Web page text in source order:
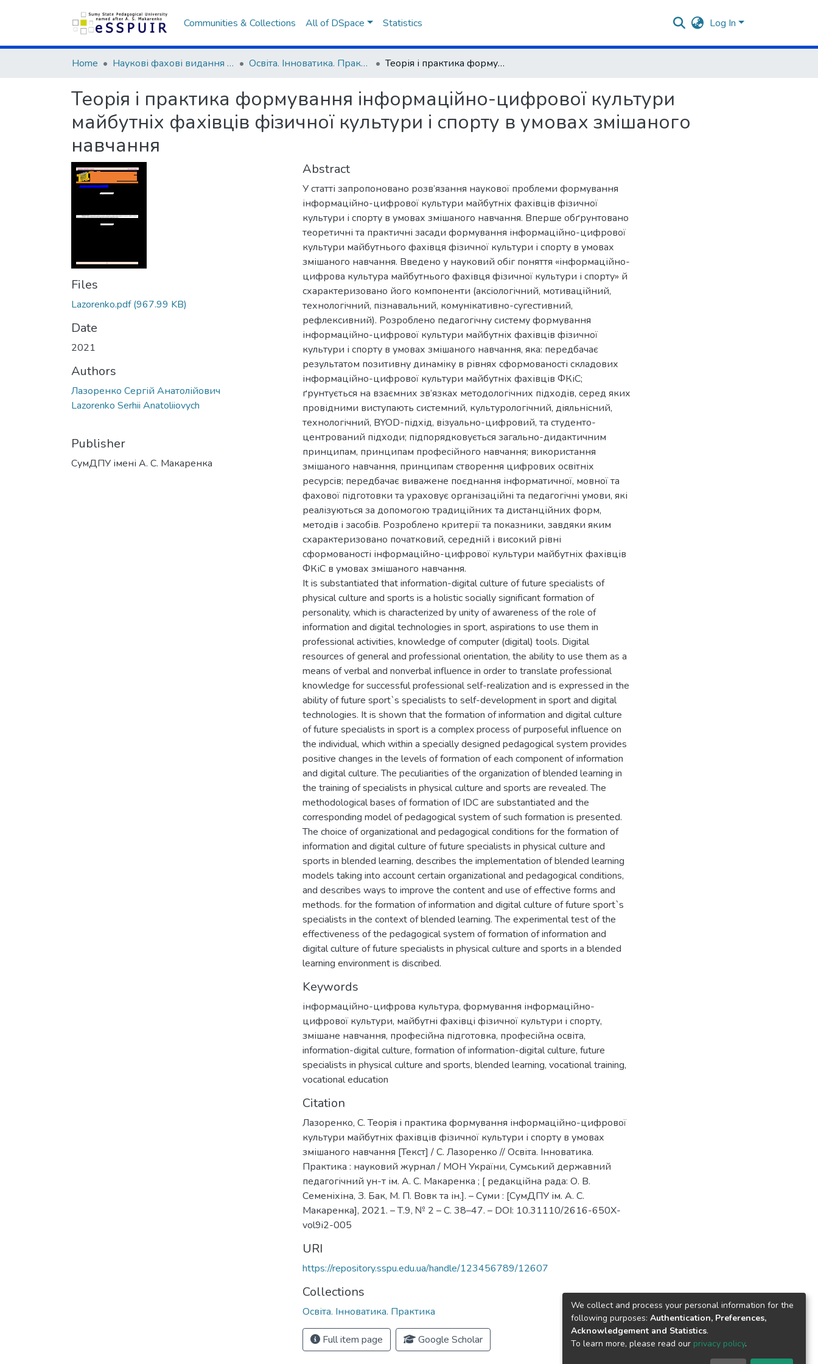
Communities & Collections All of DSpace Statistics Log In
Home Наукові фахові видання СумДПУ Освіта. Інноватика. Практика Теорія і практика формування інформаційно-цифрової культури майбутніх фахівців фізичної культури і спорту в умовах змішаного навчання
Теорія і практика формування інформаційно-цифрової культури
майбутніх фахівців фізичної культури і спорту в умовах змішаного
навчання
Files
Lazorenko.pdf(967.99 KB)
Date
2021
Authors
Лазоренко Сергій Анатолійович
Lazorenko Serhii Anatoliiovych
Publisher
СумДПУ імені А. С. Макаренка
Abstract
У статті запропоновано розв’язання наукової проблеми формування
інформаційно-цифрової культури майбутніх фахівців фізичної
культури і спорту в умовах змішаного навчання. Вперше обґрунтовано
теоретичні та практичні засади формування інформаційно-цифрової
культури майбутнього фахівця фізичної культури і спорту в умовах
змішаного навчання. Введено у науковий обіг поняття «інформаційно-
цифрова культура майбутнього фахівця фізичної культури і спорту» й
схарактеризовано його компоненти (аксіологічний, мотиваційний,
технологічний, пізнавальний, комунікативно-сугестивний,
рефлексивний). Розроблено педагогічну систему формування
інформаційно-цифрової культури майбутніх фахівців фізичної
культури і спорту в умовах змішаного навчання, яка: передбачає
результатом позитивну динаміку в рівнях сформованості складових
інформаційно-цифрової культури майбутніх фахівців ФКіС;
ґрунтується на взаємних зв’язках методологічних підходів, серед яких
провідними виступають системний, культурологічний, діяльнісний,
технологічний, BYOD-підхід, візуально-цифровий, та студенто-
центрований підходи; підпорядковується загально-дидактичним
принципам, принципам професійного навчання; використання
змішаного навчання, принципам створення цифрових освітніх
ресурсів; передбачає виважене поєднання інформатичної, мовної та
фахової підготовки та ураховує організаційні та педагогічні умови, які
реалізуються за допомогою традиційних та дистанційних форм,
методів і засобів. Розроблено критерії та показники, завдяки яким
схарактеризовано початковий, середній і високий рівні
сформованості інформаційно-цифрової культури майбутніх фахівців
ФКіС в умовах змішаного навчання.
It is substantiated that information-digital culture of future specialists of
physical culture and sports is a holistic socially significant formation of
personality, which is characterized by unity of awareness of the role of
information and digital technologies in sport, aspirations to use them in
professional activities, knowledge of computer (digital) tools. Digital
resources of general and professional orientation, the ability to use them as a
means of verbal and nonverbal influence in order to translate professional
knowledge for successful professional self-realization and is expressed in the
ability of future sport`s specialists to self-development in sport and digital
technologies. It is shown that the formation of information and digital culture
of future specialists in sport is a complex process of purposeful influence on
the individual, which within a specially designed pedagogical system provides
positive changes in the levels of formation of each component of information
and digital culture. The peculiarities of the organization of blended learning in
the training of specialists in physical culture and sports are revealed. The
methodological bases of formation of IDC are substantiated and the
corresponding model of pedagogical system of such formation is presented.
The choice of organizational and pedagogical conditions for the formation of
information and digital culture of future specialists in physical culture and
sports in blended learning, describes the implementation of blended learning
models taking into account certain organizational and pedagogical conditions,
and describes ways to improve the content and use of effective forms and
methods. for the formation of information and digital culture of future sport`s
specialists in the context of blended learning. The experimental test of the
effectiveness of the pedagogical system of formation of information and
digital culture of future specialists in physical culture and sports in a blended
learning environment is discribed.
Keywords
інформаційно-цифрова культура, формування інформаційно-
цифрової культури, майбутні фахівці фізичної культури і спорту,
змішане навчання, професійна підготовка, професійна освіта,
information-digital culture, formation of information-digital culture, future
specialists in physical culture and sports, blended learning, vocational training,
vocational education
Citation
Лазоренко, С. Теорія і практика формування інформаційно-цифрової
культури майбутніх фахівців фізичної культури і спорту в умовах
змішаного навчання [Текст] / С. Лазоренко // Освіта. Інноватика.
Практика : науковий журнал / МОН України, Сумський державний
педагогічний ун-т ім. А. С. Макаренка ; [ редакційна рада: О. В.
Семеніхіна, З. Бак, М. П. Вовк та ін.]. – Суми : [СумДПУ ім. А. С.
Макаренка], 2021. – Т.9, № 2 – С. 38–47. – DOI: 10.31110/2616-650X-
vol9i2-005
URI
https://repository.sspu.edu.ua/handle/123456789/12607
Collections
Освіта. Інноватика. Практика
Full item page Google Scholar
We collect and process your personal information for the
following purposes: Authentication, Preferences,
Acknowledgement and Statistics.
To learn more, please read our privacy policy.